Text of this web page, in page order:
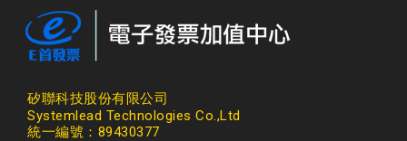
矽聯科技股份有限公司
Systemlead Technologies Co.,Ltd
統一編號：89430377